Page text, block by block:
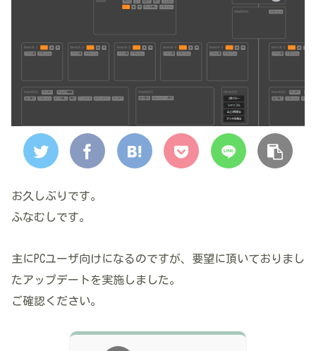
お久しぶりです。
ふなむしです。
主にPCユーザ向けになるのですが、要望に頂いておりまし
たアップデートを実施しました。
ご確認ください。